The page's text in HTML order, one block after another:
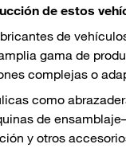
de estos
de
gama de
complejas o
como
de
y otros